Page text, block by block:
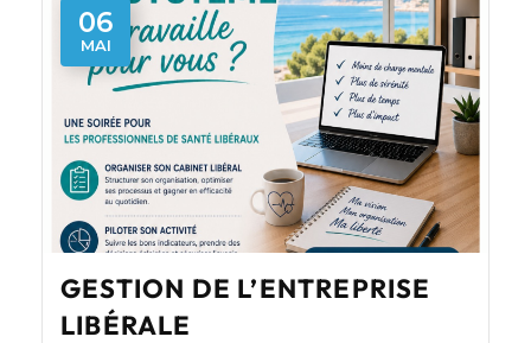
06
MAI
GESTION DE L’ENTREPRISE
LIBÉRALE